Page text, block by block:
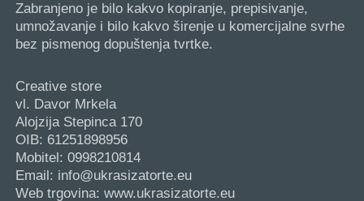
Zabranjeno je bilo kakvo kopiranje, prepisivanje,
umnožavanje i bilo kakvo širenje u komercijalne svrhe
bez pismenog dopuštenja tvrtke.
Creative store
vl. Davor Mrkela
Alojzija Stepinca 170
OIB: 61251898956
Mobitel: 0998210814
Email: info@ukrasizatorte.eu
Web trgovina: www.ukrasizatorte.eu